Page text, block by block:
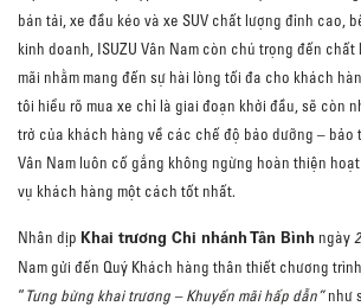
bán tải, xe đầu kéo và xe SUV chất lượng đỉnh cao,
kinh doanh, ISUZU Vân Nam còn chú trọng đến
mãi nhằm mang đến sự hài lòng tối đa cho khách
tôi hiểu rõ mua xe chỉ là giai đoạn khởi đầu, sẽ còn
trở của khách hàng về các chế độ bảo dưỡng – bảo
Vân Nam luôn cố gắng không ngừng hoàn thiện
vụ khách hàng một cách tốt nhất.
Nhân dịp Khai trương Chi nhánh Tân Bình ngày
Nam gửi đến Quý Khách hàng thân thiết chương
“Tưng bừng khai trương – Khuyến mãi hấp dẫn”như